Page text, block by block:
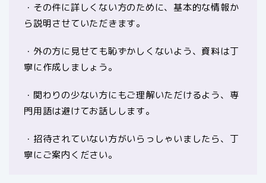
・その件に詳しくない方のために、基本的な情報か
ら説明させていただきます。
・外の方に見せても恥ずかしくないよう、資料は丁
寧に作成しましょう。
・関わりの少ない方にもご理解いただけるよう、専
門用語は避けてお話しします。
・招待されていない方がいらっしゃいましたら、丁
寧にご案内ください。